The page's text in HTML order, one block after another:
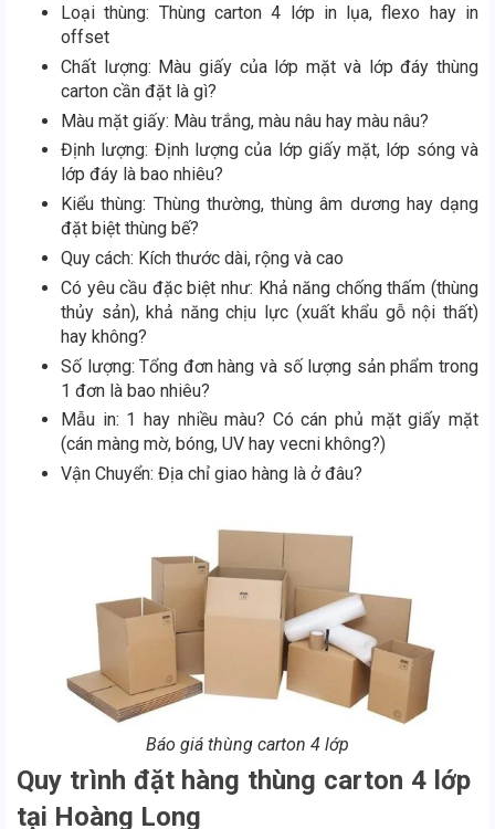
Loại thùng: Thùng carton 4 lớp in lụa, flexo hay in
offset
Chất lượng: Màu giấy của lớp mặt và lớp đáy thùng
carton cần đặt là gì?
Màu mặt giấy: Màu trắng, màu nâu hay màu nâu?
Định lượng: Định lượng của lớp giấy mặt, lớp sóng và
lớp đáy là bao nhiêu?
Kiểu thùng: Thùng thường, thùng âm dương hay dạng
đặt biệt thùng bế?
Quy cách: Kích thước dài, rộng và cao
Có yêu cầu đặc biệt như: Khả năng chống thấm (thùng
thủy sản), khả năng chịu lực (xuất khẩu gỗ nội thất)
hay không?
Số lượng: Tổng đơn hàng và số lượng sản phẩm trong
1 đơn là bao nhiêu?
Mẫu in: 1 hay nhiều màu? Có cán phủ mặt giấy mặt
(cán màng mờ, bóng, UV hay vecni không?)
Vận Chuyển: Địa chỉ giao hàng là ở đâu?
Báo giá thùng carton 4 lớp
Quy trình đặt hàng thùng carton 4 lớp
tại Hoàng Long